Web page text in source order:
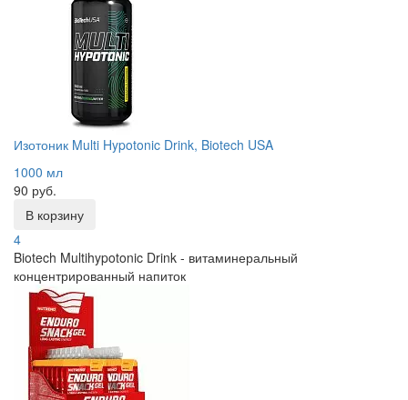
Изотоник Multi Hypotonic Drink, Biotech USA
1000 мл
90 руб.
В корзину
4
Biotech Multihypotonic Drink - витаминеральный
концентрированный напиток